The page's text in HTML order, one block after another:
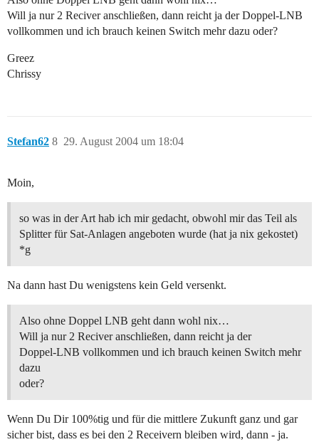
Will ja nur 2 Reciver anschließen, dann reicht ja der Doppel-LNB
vollkommen und ich brauch keinen Switch mehr dazu oder?
Greez
Chrissy
Stefan62 29. August 2004 um 18:04
8
Moin,
so was in der Art hab ich mir gedacht, obwohl mir das Teil als
Splitter für Sat-Anlagen angeboten wurde (hat ja nix gekostet)
*g
Na dann hast Du wenigstens kein Geld versenkt.
Also ohne Doppel LNB geht dann wohl nix…
Will ja nur 2 Reciver anschließen, dann reicht ja der
Doppel-LNB vollkommen und ich brauch keinen Switch mehr
dazu
oder?
Wenn Du Dir 100%tig und für die mittlere Zukunft ganz und gar
sicher bist, dass es bei den 2 Receivern bleiben wird, dann - ja.